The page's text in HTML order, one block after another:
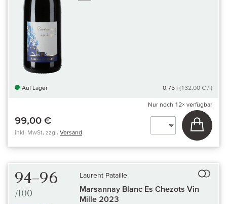
Auf Lager 0,75 l (132,00 € /l)
Nur noch 12× verfügbar
99,00 €
inkl. MwSt, zzgl. Versand
In
94–96
/100
Laurent Pataille
Auf
Marsannay Blanc Es Chezots Vin
Mille 2023